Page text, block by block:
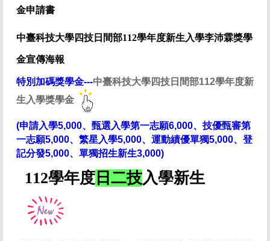
金申請書
中臺科技大學四技日間部112學年度新生入學李沛霖獎學
金宣傳海報
特別加碼獎學金---中臺科技大學四技日間部112學年度新
生入學獎學金
(申請入學5,000、 甄選入學第一志願6,000、技優甄審第
一志願5,000、繁星入學5,000、運動績優單獨5,000、登
記分發5,000、單獨招生新生3,000)
112學年度 日二技入學新生